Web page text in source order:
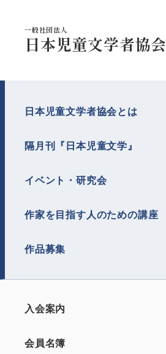
一般社団法人
日本児童文学者協会
日本児童文学者協会とは
隔月刊『日本児童文学』
イベント・研究会
作家を目指す人のための講座
作品募集
入会案内
会員名簿